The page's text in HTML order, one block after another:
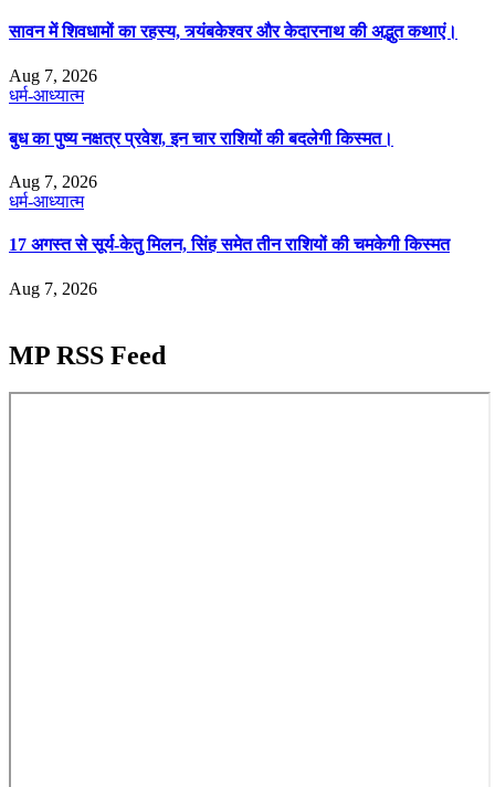
सावन में शिवधामों का रहस्य, त्र्यंबकेश्वर और केदारनाथ की अद्भुत कथाएं।
Aug 7, 2026
धर्म-आध्यात्म
बुध का पुष्य नक्षत्र प्रवेश, इन चार राशियों की बदलेगी किस्मत।
Aug 7, 2026
धर्म-आध्यात्म
17 अगस्त से सूर्य-केतु मिलन, सिंह समेत तीन राशियों की चमकेगी किस्मत
Aug 7, 2026
MP RSS Feed